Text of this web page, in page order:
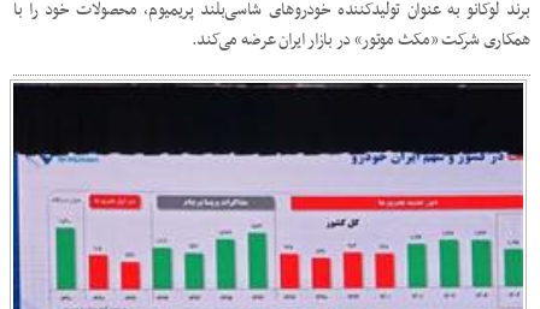
برند لوکانو به عنوان تولیدکننده خودروهای شاسی‌بلند پریمیوم، محصولات خود را با
همکاری شرکت «مکث موتور» در بازار ایران عرضه می‌کند.